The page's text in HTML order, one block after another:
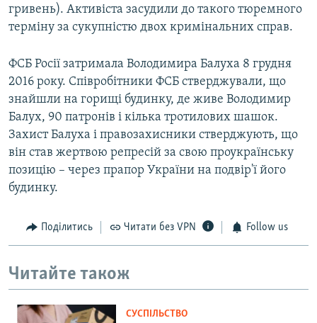
гривень). Активіста засудили до такого тюремного
терміну за сукупністю двох кримінальних справ.
ФСБ Росії затримала Володимира Балуха 8 грудня
2016 року. Співробітники ФСБ стверджували, що
знайшли на горищі будинку, де живе Володимир
Балух, 90 патронів і кілька тротилових шашок.
Захист Балуха і правозахисники стверджують, що
він став жертвою репресій за свою проукраїнську
позицію – через прапор України на подвір'ї його
будинку.
Поділитись Читати без VPN Follow us
Читайте також
СУСПІЛЬСТВО